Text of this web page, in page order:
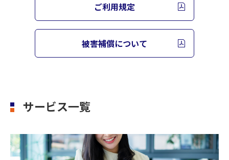
ご利用規定
被害補償について
サービス一覧